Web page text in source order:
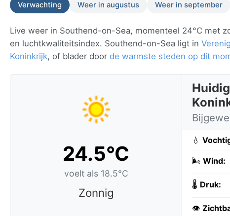
Verwachting Weer in augustus Weer in september
Live weer in Southend-on-Sea, momenteel 24°C met
en luchtkwaliteitsindex. Southend-on-Sea ligt in
Koninkrijk, of blader door de warmste steden op dit
24.5°C
voelt als 18.5°C
Zonnig
💧
🌬️ Wind:
🌡️ Druk:
👁️